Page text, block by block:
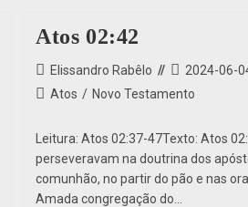
Atos 02:42
Elissandro Rabêlo
2024-06-
Atos / Novo Testamento
Leitura: Atos 02:37-47Texto: Atos
perseveravam na doutrina dos
comunhão, no partir do pão e nas
Amada congregação do…